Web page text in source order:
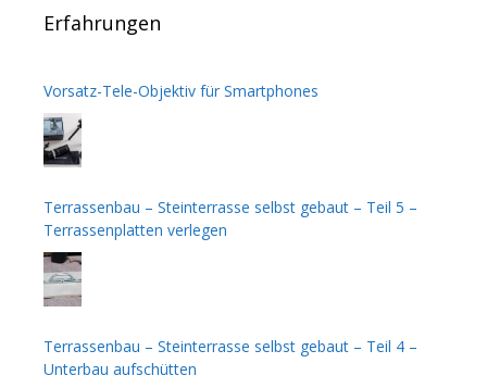
Erfahrungen
Vorsatz-Tele-Objektiv für Smartphones
Terrassenbau – Steinterrasse selbst gebaut – Teil 5 –
Terrassenplatten verlegen
Terrassenbau – Steinterrasse selbst gebaut – Teil 4 –
Unterbau aufschütten